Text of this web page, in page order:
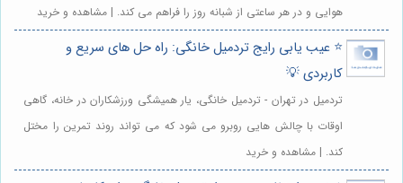
هوایی و در هر ساعتی از شبانه روز را فراهم می کند. | مشاهده و خرید
⭐️ عیب یابی رایج تردمیل خانگی: راه حل های سریع و
کاربردی 💡
تردمیل در تهران - تردمیل خانگی، یار همیشگی ورزشکاران در خانه، گاهی
اوقات با چالش هایی روبرو می شود که می تواند روند تمرین را مختل
کند. | مشاهده و خرید